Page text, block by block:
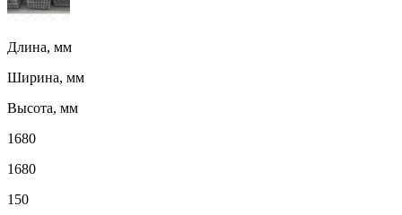
Длина, мм
Ширина, мм
Высота, мм
1680
1680
150